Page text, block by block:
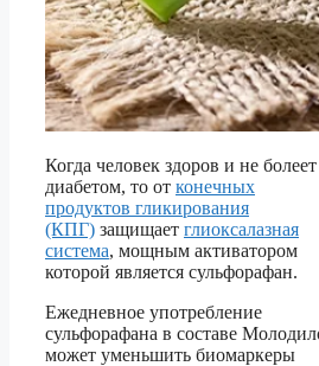
Когда человек здоров и не болеет
диабетом, то от конечных
продуктов гликирования
(КПГ) защищает глиоксалазная
система, мощным активатором
которой является сульфорафан.
Ежедневное употребление
сульфорафана в составе
может уменьшить биомаркеры